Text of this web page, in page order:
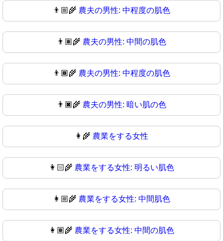
👨🏼‍🌾 農夫の男性: 中程度の肌色
👨🏽‍🌾 農夫の男性: 中間の肌色
👨🏾‍🌾 農夫の男性: 中程度の肌色
👨🏿‍🌾 農夫の男性: 暗い肌の色
👩‍🌾 農業をする女性
👩🏻‍🌾 農業をする女性: 明るい肌色
👩🏼‍🌾 農業をする女性: 中間肌色
👩🏽‍🌾 農業をする女性: 中間の肌色